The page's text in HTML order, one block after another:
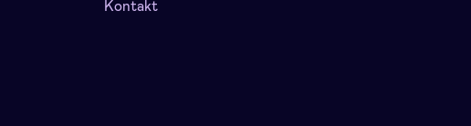
Kontakt